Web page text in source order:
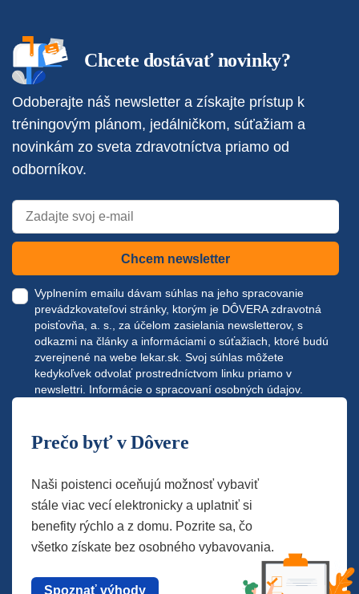
Chcete dostávať novinky?
Odoberajte náš newsletter a získajte prístup k
tréningovým plánom, jedálničkom, súťažiam a
novinkám zo sveta zdravotníctva priamo od
odborníkov.
Chcem newsletter
Vyplnením emailu dávam súhlas na jeho spracovanie
prevádzkovateľovi stránky, ktorým je DÔVERA zdravotná
poisťovňa, a. s., za účelom zasielania newsletterov, s
odkazmi na články a informáciami o súťažiach, ktoré budú
zverejnené na webe lekar.sk . Svoj súhlas môžete
kedykoľvek odvolať prostredníctvom linku priamo v
newslettri. Informácie o spracovaní osobných údajov.
Prečo byť v Dôvere
Naši poistenci oceňujú možnosť vybaviť
stále viac vecí elektronicky a uplatniť si
benefity rýchlo a z domu. Pozrite sa, čo
všetko získate bez osobného vybavovania.
Spoznať výhody